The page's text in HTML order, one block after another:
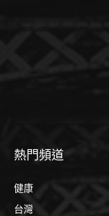
熱門頻道
健康
台灣